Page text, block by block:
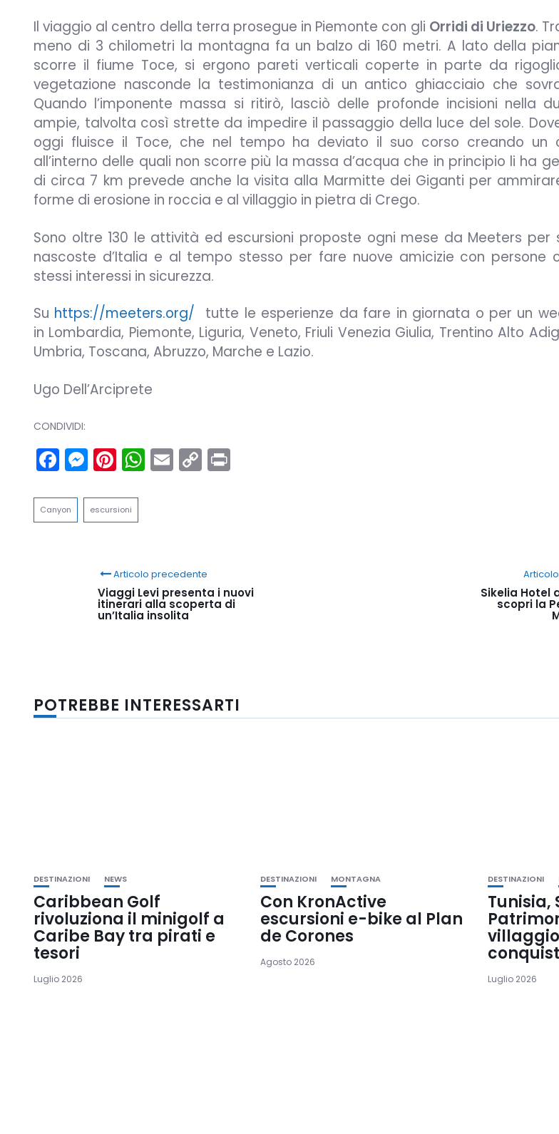
Il viaggio al centro della terra prosegue in Piemonte con gli Orridi di Uriezzo.
meno di 3 chilometri la montagna fa un balzo di 160 metri. A lato della
scorre il fiume Toce, si ergono pareti verticali coperte in parte da
vegetazione nasconde la testimonianza di un antico ghiacciaio che
Quando l’imponente massa si ritirò, lasciò delle profonde incisioni nella
ampie, talvolta così strette da impedire il passaggio della luce del sole.
oggi fluisce il Toce, che nel tempo ha deviato il suo corso creando un
all’interno delle quali non scorre più la massa d’acqua che in principio li ha
di circa 7 km prevede anche la visita alla Marmitte dei Giganti per
forme di erosione in roccia e al villaggio in pietra di Crego.
Sono oltre 130 le attività ed escursioni proposte ogni mese da Meeters per
nascoste d’Italia e al tempo stesso per fare nuove amicizie con persone
stessi interessi in sicurezza.
Su https://meeters.org/ tutte le esperienze da fare in giornata o per un
in Lombardia, Piemonte, Liguria, Veneto, Friuli Venezia Giulia, Trentino Alto
Umbria, Toscana, Abruzzo, Marche e Lazio.
Ugo Dell’Arciprete
CONDIVIDI:
Facebook
Messenger
Pinterest
WhatsApp
Email
Copy
Link
Canyon escursioni
Articolo precedente
Viaggi Levi presenta i nuovi
itinerari alla scoperta di
un’Italia insolita
Sikelia Hotel
scopri la
POTREBBE INTERESSARTI
DESTINAZIONI NEWS
Caribbean Golf
rivoluziona il minigolf a
Caribe Bay tra pirati e
tesori
Luglio 2026
DESTINAZIONI MONTAGNA
Con KronActive
escursioni e-bike al Plan
de Corones
Agosto 2026
DESTINAZIONI
Tunisia,
Luglio 2026